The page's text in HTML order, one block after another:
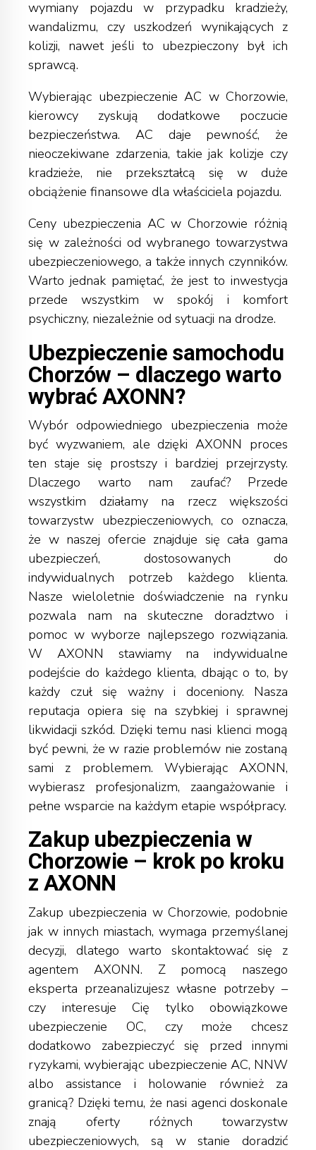
wymiany pojazdu w przypadku kradzieży,
wandalizmu, czy uszkodzeń wynikających z
kolizji, nawet jeśli to ubezpieczony był ich
sprawcą.
Wybierając ubezpieczenie AC w Chorzowie,
kierowcy zyskują dodatkowe poczucie
bezpieczeństwa. AC daje pewność, że
nieoczekiwane zdarzenia, takie jak kolizje czy
kradzieże, nie przekształcą się w duże
obciążenie finansowe dla właściciela pojazdu.
Ceny ubezpieczenia AC w Chorzowie różnią
się w zależności od wybranego towarzystwa
ubezpieczeniowego, a także innych czynników.
Warto jednak pamiętać, że jest to inwestycja
przede wszystkim w spokój i komfort
psychiczny, niezależnie od sytuacji na drodze.
Ubezpieczenie samochodu
Chorzów – dlaczego warto
wybrać AXONN?
Wybór odpowiedniego ubezpieczenia może
być wyzwaniem, ale dzięki AXONN proces
ten staje się prostszy i bardziej przejrzysty.
Dlaczego warto nam zaufać? Przede
wszystkim działamy na rzecz większości
towarzystw ubezpieczeniowych, co oznacza,
że w naszej ofercie znajduje się cała gama
ubezpieczeń, dostosowanych do
indywidualnych potrzeb każdego klienta.
Nasze wieloletnie doświadczenie na rynku
pozwala nam na skuteczne doradztwo i
pomoc w wyborze najlepszego rozwiązania.
W AXONN stawiamy na indywidualne
podejście do każdego klienta, dbając o to, by
każdy czuł się ważny i doceniony. Nasza
reputacja opiera się na szybkiej i sprawnej
likwidacji szkód. Dzięki temu nasi klienci mogą
być pewni, że w razie problemów nie zostaną
sami z problemem. Wybierając AXONN,
wybierasz profesjonalizm, zaangażowanie i
pełne wsparcie na każdym etapie współpracy.
Zakup ubezpieczenia w
Chorzowie – krok po kroku
z AXONN
Zakup ubezpieczenia w Chorzowie, podobnie
jak w innych miastach, wymaga przemyślanej
decyzji, dlatego warto skontaktować się z
agentem AXONN. Z pomocą naszego
eksperta przeanalizujesz własne potrzeby –
czy interesuje Cię tylko obowiązkowe
ubezpieczenie OC, czy może chcesz
dodatkowo zabezpieczyć się przed innymi
ryzykami, wybierając ubezpieczenie AC, NNW
albo assistance i holowanie również za
granicą? Dzięki temu, że nasi agenci doskonale
znają oferty różnych towarzystw
ubezpieczeniowych, są w stanie doradzić